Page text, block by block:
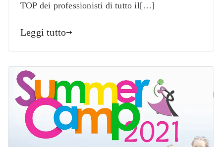
TOP dei professionisti di tutto il[…]
Leggi tutto